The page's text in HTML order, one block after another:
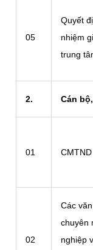
05
Quyết
nhiệm
trung
2. Cán
01 CMTND
02
Các
chuyên
nghiệp